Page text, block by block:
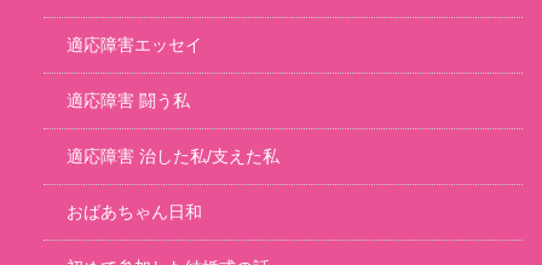
適応障害エッセイ
適応障害 闘う私
適応障害 治した私/支えた私
おばあちゃん日和